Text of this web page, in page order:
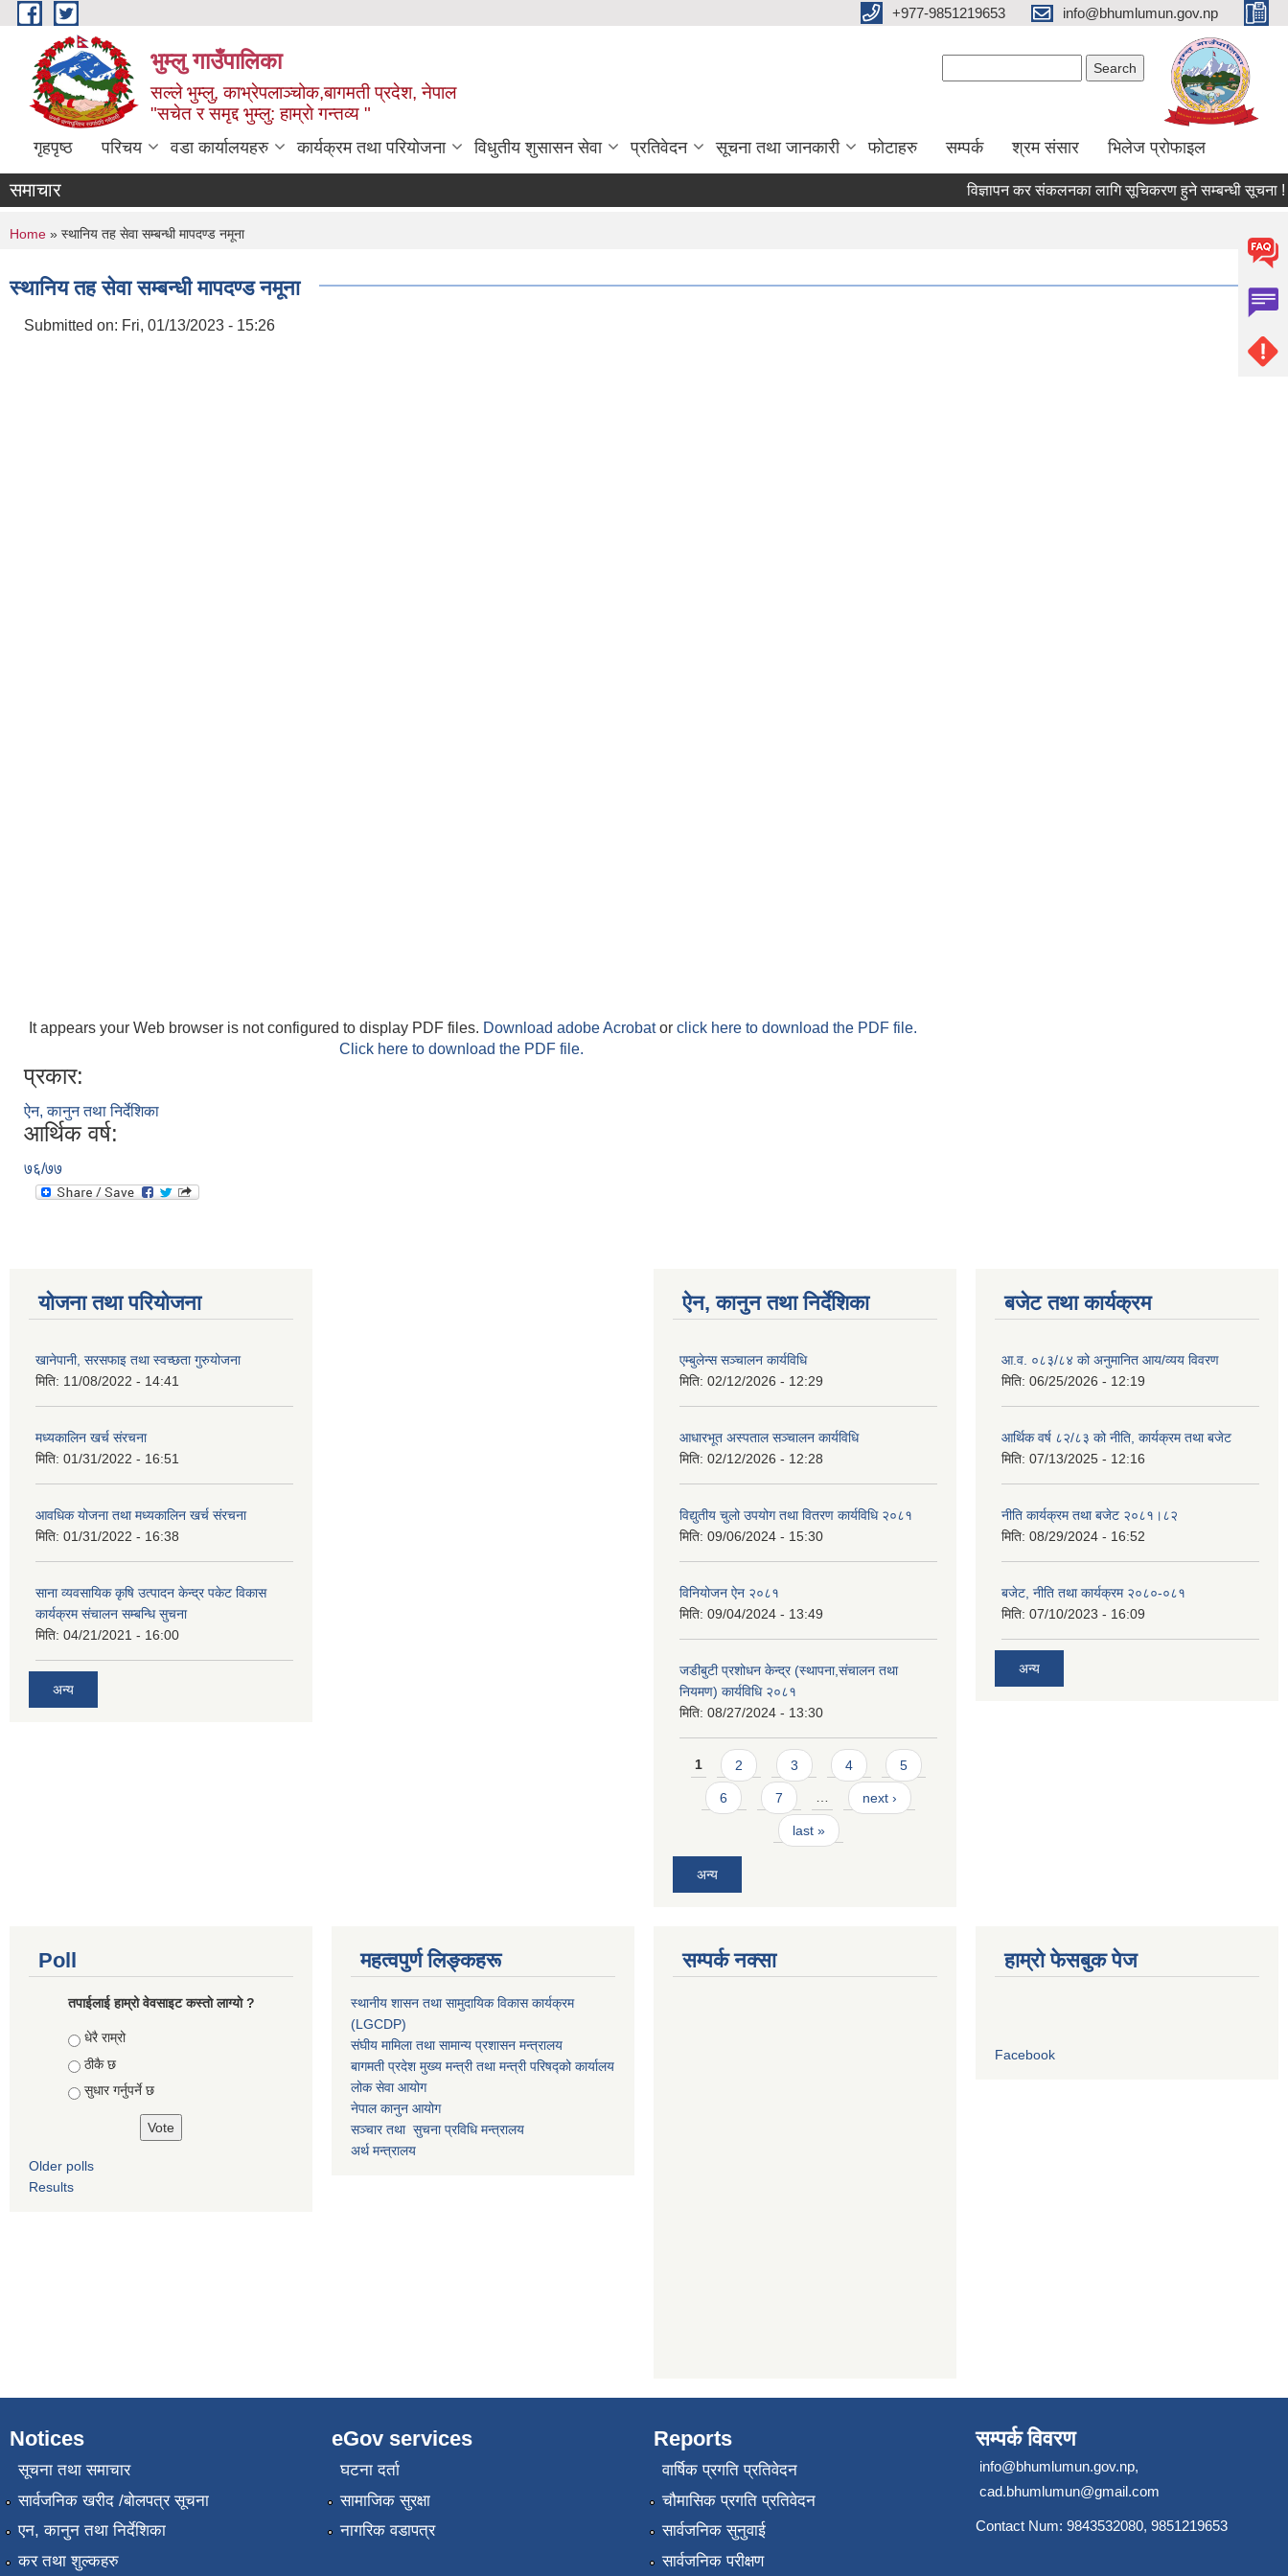
Skip to main content +977-9851219653 info@bhumlumun.gov.np
भुम्लु गाउँपालिका
सल्ले भुम्लु, काभ्रेपलाञ्चोक,बागमती प्रदेश, नेपाल
"सचेत र समृद्द भुम्लु: हाम्राे गन्तव्य "
गृहपृष्ठ परिचय वडा कार्यालयहरु कार्यक्रम तथा परियोजना विधुतीय शुसासन सेवा प्रतिवेदन सूचना तथा जानकारी फोटाहरु सम्पर्क श्रम संसार भिलेज प्रोफाइल
समाचार विज्ञापन कर संकलनका लागि सूचिकरण हुने सम्बन्धी सूचना !
You are here
Home » स्थानिय तह सेवा सम्बन्धी मापदण्ड नमूना
स्थानिय तह सेवा सम्बन्धी मापदण्ड नमूना
Submitted on: Fri, 01/13/2023 - 15:26
It appears your Web browser is not configured to display PDF files. Download adobe Acrobator click here to download the PDF file.
Click here to download the PDF file.
प्रकार:
ऐन, कानुन तथा निर्देशिका
आर्थिक वर्ष:
७६/७७
योजना तथा परियोजना
खानेपानी, सरसफाइ तथा स्वच्छता गुरुयोजना
मिति: 11/08/2022 - 14:41
मध्यकालिन खर्च संरचना
मिति: 01/31/2022 - 16:51
आवधिक योजना तथा मध्यकालिन खर्च संरचना
मिति: 01/31/2022 - 16:38
साना व्यवसायिक कृषि उत्पादन केन्द्र पकेट विकास
कार्यक्रम संचालन सम्बन्धि सुचना
मिति: 04/21/2021 - 16:00
अन्य
ऐन, कानुन तथा निर्देशिका
एम्बुलेन्स सञ्चालन कार्यविधि
मिति: 02/12/2026 - 12:29
आधारभूत अस्पताल सञ्चालन कार्यविधि
मिति: 02/12/2026 - 12:28
विद्युतीय चुलो उपयोग तथा वितरण कार्यविधि २०८१
मिति: 09/06/2024 - 15:30
विनियोजन ऐन २०८१
मिति: 09/04/2024 - 13:49
जडीबुटी प्रशोधन केन्द्र (स्थापना,संचालन तथा
नियमण) कार्यविधि २०८१
मिति: 08/27/2024 - 13:30
Pages
1 2 3 4 5
6 7 … next ›
last »
अन्य
बजेट तथा कार्यक्रम
आ.व. ०८३/८४ को अनुमानित आय/व्यय विवरण
मिति: 06/25/2026 - 12:19
आर्थिक वर्ष ८२/८३ को नीति, कार्यक्रम तथा बजेट
मिति: 07/13/2025 - 12:16
नीति कार्यक्रम तथा बजेट २०८१।८२
मिति: 08/29/2024 - 16:52
बजेट, नीति तथा कार्यक्रम २०८०-०८१
मिति: 07/10/2023 - 16:09
अन्य
Poll
तपाईलाई हाम्रो वेवसाइट कस्ताे लाग्याे ?
Choices
धेरै राम्रो
ठीकै छ
सुधार गर्नुपर्ने छ
Older polls
Results
महत्वपुर्ण लिङ्कहरू
स्थानीय शासन तथा सामुदायिक विकास कार्यक्रम
(LGCDP)
संघीय मामिला तथा सामान्य प्रशासन मन्त्रालय
बागमती प्रदेश मुख्य मन्त्री तथा मन्त्री परिषद्को कार्यालय
लोक सेवा आयोग
नेपाल कानुन आयोग
सञ्चार तथा सुचना प्रविधि मन्त्रालय
अर्थ मन्त्रालय
सम्पर्क नक्सा हाम्रो फेसबुक पेज
Facebook
Notices
सूचना तथा समाचार
सार्वजनिक खरीद /बोलपत्र सूचना
एन, कानुन तथा निर्देशिका
कर तथा शुल्कहरु
eGov services
घटना दर्ता
सामाजिक सुरक्षा
नागरिक वडापत्र
Reports
वार्षिक प्रगति प्रतिवेदन
चौमासिक प्रगति प्रतिवेदन
सार्वजनिक सुनुवाई
सार्वजनिक परीक्षण
सम्पर्क विवरण
info@bhumlumun.gov.np,
cad.bhumlumun@gmail.com
Contact Num: 9843532080, 9851219653